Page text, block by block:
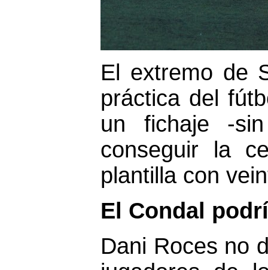
El extremo de
práctica del
un fichaje -
conseguir la
plantilla con
El Condal
Dani Roces no